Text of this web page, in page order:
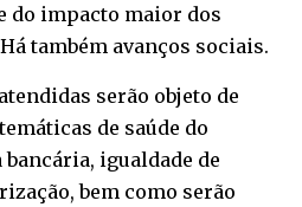
do impacto maior dos
também avanços sociais.
serão objeto de
de saúde do
igualdade de
bem como serão